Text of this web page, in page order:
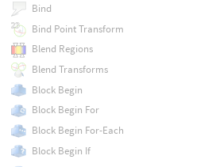
Bind
Bind Point Transform
Blend Regions
Blend Transforms
Block Begin
Block Begin For
Block Begin For-Each
Block Begin If